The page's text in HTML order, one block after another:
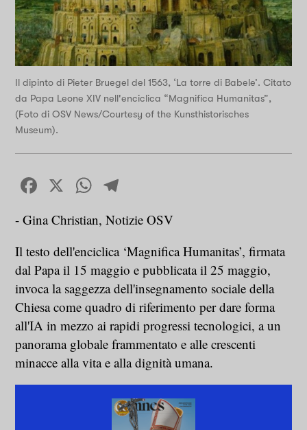
Il dipinto di Pieter Bruegel del 1563, ‘La torre di Babele’. Citato
da Papa Leone XIV nell'enciclica “Magnifica Humanitas”,
(Foto di OSV News/Courtesy of the Kunsthistorisches
Museum).
Facebook
X WhatsApp
- Gina Christian, Notizie OSV
Il testo dell'enciclica ‘Magnifica Humanitas’, firmata
dal Papa il 15 maggio e pubblicata il 25 maggio,
invoca la saggezza dell'insegnamento sociale della
Chiesa come quadro di riferimento per dare forma
all'IA in mezzo ai rapidi progressi tecnologici, a un
panorama globale frammentato e alle crescenti
minacce alla vita e alla dignità umana.